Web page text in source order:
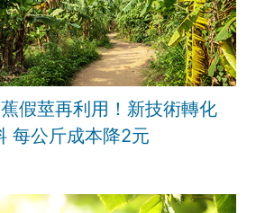
假莖再利用！新技術轉化
每公斤成本降2元